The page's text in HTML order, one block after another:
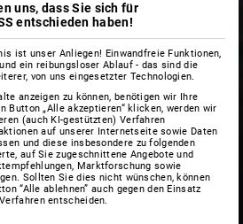
uns, dass Sie sich für
entschieden haben!
ist unser Anliegen! Einwandfreie Funktionen,
ein reibungsloser Ablauf - das sind die
von uns eingesetzter Technologien.
anzeigen zu können, benötigen wir Ihre
Button „Alle akzeptieren“ klicken, werden wir
(auch KI-gestützten) Verfahren
auf unserer Internetseite sowie Daten
und diese insbesondere zu folgenden
auf Sie zugeschnittene Angebote und
Marktforschung sowie
Sollten Sie dies nicht wünschen, können
“Alle ablehnen” auch gegen den Einsatz
entscheiden.